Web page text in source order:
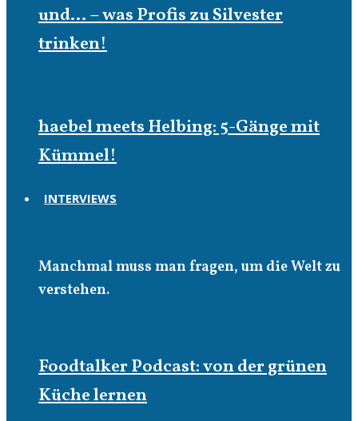
und… – was Profis zu Silvester
trinken!
haebel meets Helbing: 5-Gänge mit
Kümmel!
INTERVIEWS
Manchmal muss man fragen, um die Welt zu
verstehen.
Foodtalker Podcast: von der grünen
Küche lernen